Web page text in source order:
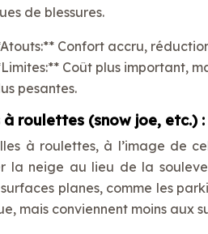
de blessures.
Confort accru,
Coût plus important,
pesantes.
à roulettes (snow joe, etc.)
à roulettes, à l’image de
la neige au lieu de la
planes, comme les
mais conviennent moins aux